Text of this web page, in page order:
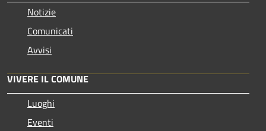
Notizie
Comunicati
Avvisi
VIVERE IL COMUNE
Luoghi
Eventi